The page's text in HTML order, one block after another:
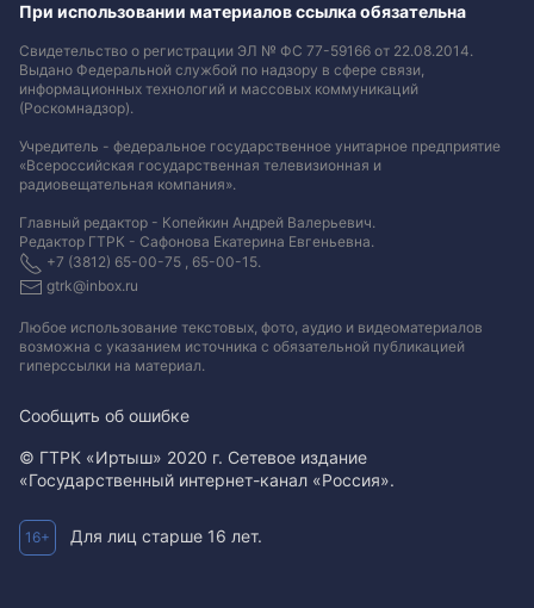
При использовании материалов ссылка обязательна
Свидетельство о регистрации ЭЛ № ФС 77-59166 от 22.08.2014.
Выдано Федеральной службой по надзору в сфере связи,
информационных технологий и массовых коммуникаций
(Роскомнадзор).
Учредитель - федеральное государственное унитарное предприятие
«Всероссийская государственная телевизионная и
радиовещательная компания».
Главный редактор - Копейкин Андрей Валерьевич.
Редактор ГТРК - Сафонова Екатерина Евгеньевна.
+7 (3812) 65-00-75 , 65-00-15.
gtrk@inbox.ru
Любое использование текстовых, фото, аудио и видеоматериалов
возможна с указанием источника с обязательной публикацией
гиперссылки на материал.
Сообщить об ошибке
© ГТРК «Иртыш» 2020 г. Сетевое издание
«Государственный интернет-канал «Россия».
16+ Для лиц старше 16 лет.